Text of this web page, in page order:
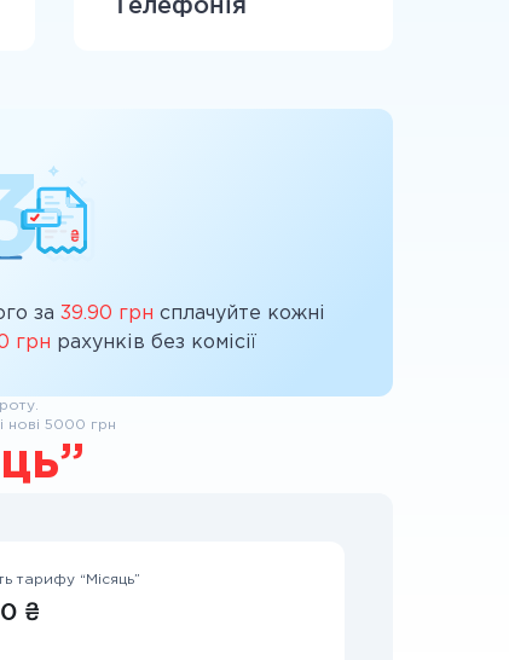
за 39.90 грн сплачуйте кожні
грн рахунків без комісії
нові 5000 грн
тарифу “Місяць”
₴